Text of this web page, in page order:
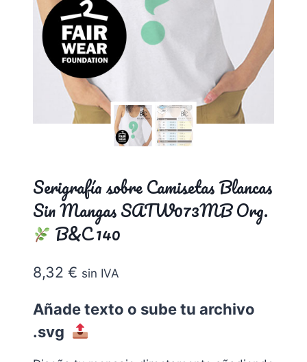
Serigrafía sobre Camisetas Blancas
Sin Mangas SATW073MB Org.
B&C 140
8,32 € sin IVA
Añade texto o sube tu archivo
.svg